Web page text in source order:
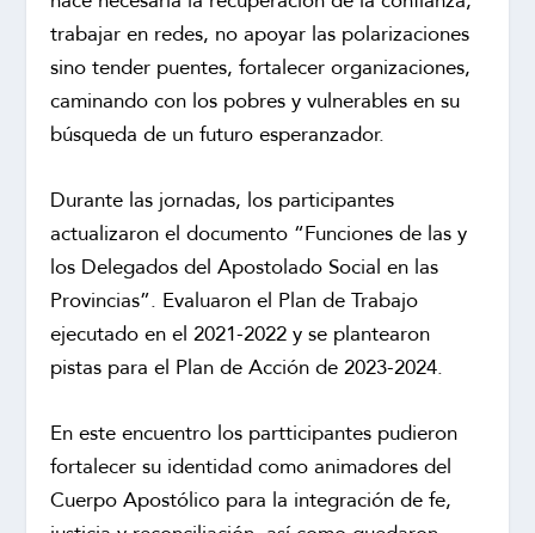
trabajar en redes, no apoyar las polarizaciones
sino tender puentes, fortalecer organizaciones,
caminando con los pobres y vulnerables en su
búsqueda de un futuro esperanzador.
Durante las jornadas, los participantes
actualizaron el documento “Funciones de las y
los Delegados del Apostolado Social en las
Provincias”. Evaluaron el Plan de Trabajo
ejecutado en el 2021-2022 y se plantearon
pistas para el Plan de Acción de 2023-2024.
En este encuentro los partticipantes pudieron
fortalecer su identidad como animadores del
Cuerpo Apostólico para la integración de fe,